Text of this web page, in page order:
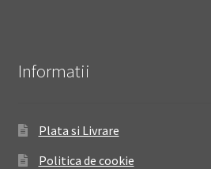
Informatii
Plata si Livrare
Politica de cookie